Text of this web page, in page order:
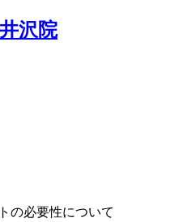
の必要性について